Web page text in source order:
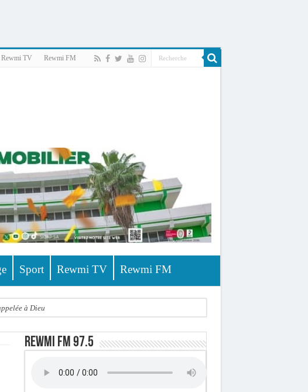
Rewmi TV Rewmi FM
Sport Rewmi TV Rewmi FM
à Dieu
Rewmi FM 97.5